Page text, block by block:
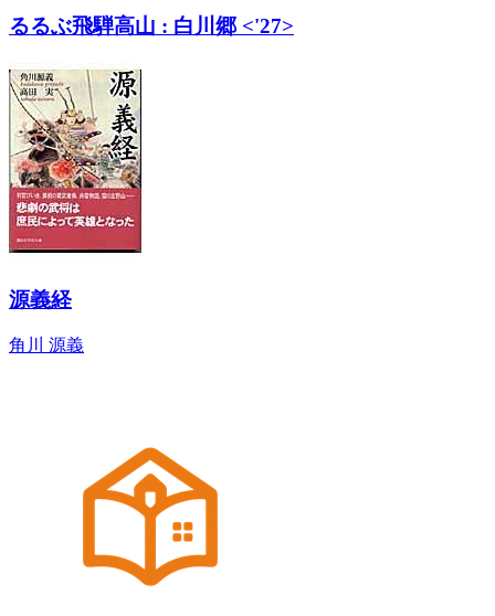
るるぶ飛騨高山 : 白川郷 <'27>
源義経
角川 源義